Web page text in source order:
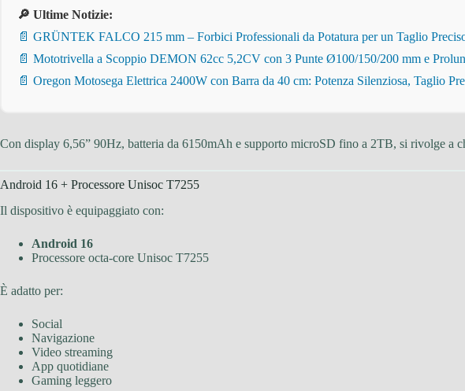
🔎 Ultime Notizie:
📄 GRÜNTEK FALCO 215 mm – Forbici Professionali da Potatura per un Taglio
📄 Mototrivella a Scoppio DEMON 62cc 5,2CV con 3 Punte Ø100/150/200 mm e
📄 Oregon Motosega Elettrica 2400W con Barra da 40 cm: Potenza Silenziosa, Taglio
Con display 6,56” 90Hz, batteria da 6150mAh e supporto microSD fino a 2TB, si rivolge a
Android 16 + Processore Unisoc T7255
Il dispositivo è equipaggiato con:
Android 16
Processore octa-core Unisoc T7255
È adatto per:
Social
Navigazione
Video streaming
App quotidiane
Gaming leggero